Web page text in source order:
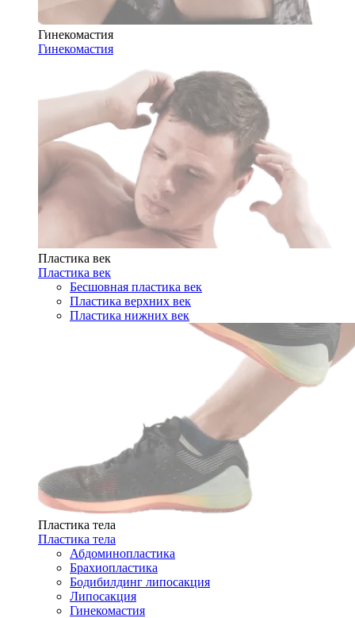
Гинекомастия
Гинекомастия
Пластика век
Пластика век
Бесшовная пластика век
Пластика верхних век
Пластика нижних век
Пластика тела
Пластика тела
Абдоминопластика
Брахиопластика
Бодибилдинг липосакция
Липосакция
Гинекомастия